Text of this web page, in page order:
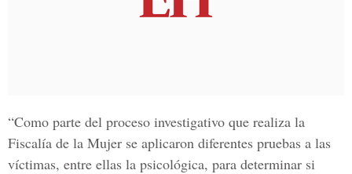
“Como parte del proceso investigativo que realiza la
Fiscalía de la Mujer se aplicaron diferentes pruebas a las
víctimas, entre ellas la psicológica, para determinar si